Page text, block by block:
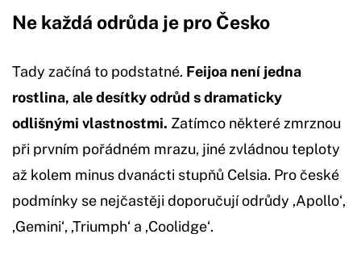
Ne každá odrůda je pro Česko
Tady začíná to podstatné. Feijoa není jedna
rostlina, ale desítky odrůd s dramaticky
odlišnými vlastnostmi. Zatímco některé zmrznou
při prvním pořádném mrazu, jiné zvládnou teploty
až kolem minus dvanácti stupňů Celsia. Pro české
podmínky se nejčastěji doporučují odrůdy ‚Apollo‘,
‚Gemini‘, ‚Triumph‘ a ‚Coolidge‘.